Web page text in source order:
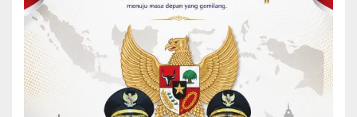
namun kondisi irigasi kami sangat memprihatinkan. Kami telah
mengusulkan perbaikannya dan berharap mendapat dukungan
pemerintah pusat untuk percepatan pembangunan irigasi
tersebut,” ujar Parlindungan.
Menanggapi aspirasi tersebut, Wapres, Gibran langsung meminta
Kementerian Pertanian untuk menindaklanjuti usulan yang